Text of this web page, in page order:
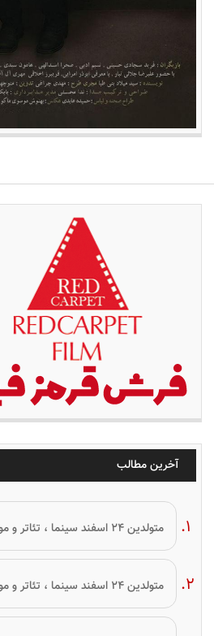
آخرین مطالب
متولدین ۲۴ اسفند سینما ، تئاتر و موسیقی؛ مریم معصومی
متولدین ۲۴ اسفند سینما ، تئاتر و موسیقی؛ اسفندیار منفردزاده